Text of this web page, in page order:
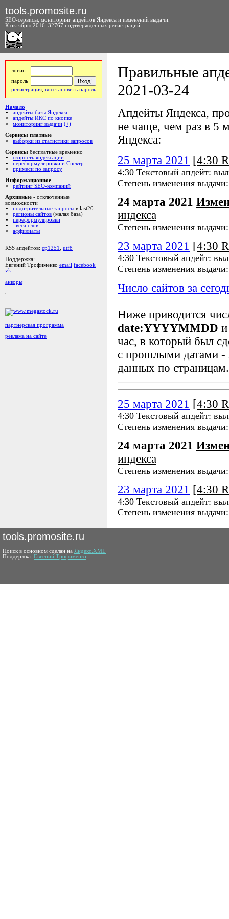
tools.promosite.ru
SEO-сервисы, мониторинг апдейтов Яндекса и изменений выдачи.
К октябрю 2016: 32767 подтвержденных регистраций
логин
пароль
регистрация восстановить пароль
Начало
апдейты базы Яндекса
апдейты ИКС по кнопке
мониторинг выдачи (+)
Сервисы платные
выборки из статистики запросов
Сервисы бесплатные временно
скорость яндексации
переформулировки и Спектр
примеси по запросу
Информационное
рейтинг SEO-компаний
Архивные - отключенные
возможности
подозрительные запросы в last20
регионы сайтов (малая база)
переформулировки
::веса слов
аффилиаты
RSS апдейтов: cp1251
utf8
Поддержка:
Евгений Трофименко email facebook
vk
анкоры
партнерская программа
реклама на сайте
Правильные
2021-03-24
Апдейты Яндекса,
не чаще, чем раз в 5
Яндекса:
25 марта 2021 [4:30
4:30 Текстовый апдейт:
Степень изменения
24 марта 2021
индекса
Степень изменения
23 марта 2021 [4:30
4:30 Текстовый апдейт:
Степень изменения
Число сайтов за
Ниже приводится
date:YYYYMMDD
час, в который был
с прошлыми датами -
данных по страницам.
25 марта 2021 [4:30
4:30 Текстовый апдейт:
Степень изменения
24 марта 2021
индекса
Степень изменения
23 марта 2021 [4:30
4:30 Текстовый апдейт:
Степень изменения
tools.promosite.ru
Поиск в основном сделан на Яндекс.XML
Поддержка: Евгений Трофименко